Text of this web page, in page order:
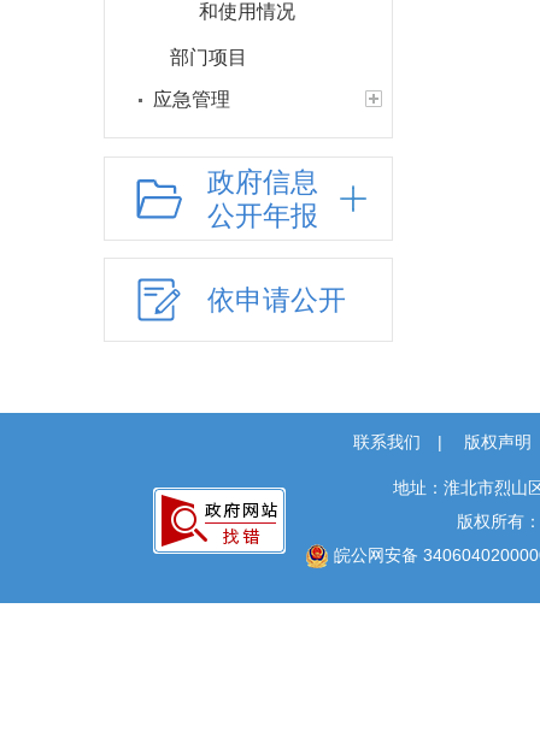
和使用情况
部门项目
应急管理
乡村振兴（精准脱贫）
权责清单和动态调
整情况
公共服务和中介服务
网上政务服务
招标采购
监督保障
国有土地上房屋征收
政府信息
公开年报
依申请公开
联系我们 | 版权声明
地址：淮北市烈山
版权所有
皖公网安备